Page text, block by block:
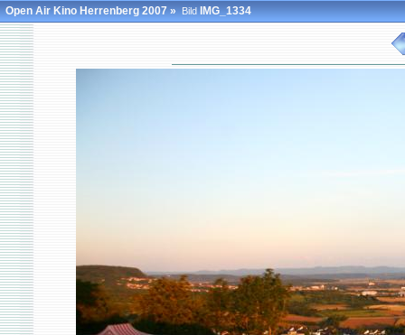
Open Air Kino Herrenberg 2007»BildIMG_1334